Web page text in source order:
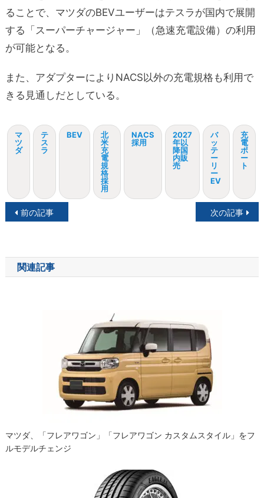
ることで、マツダのBEVユーザーはテスラが国内で展開
する「スーパーチャージャー」（急速充電設備）の利用
が可能となる。
また、アダプターによりNACS以外の充電規格も利用で
きる見通しだとしている。
マ
ツ
ダ
テ
ス
ラ
BEV
北
米
充
電
規
格
採
用
NACS
採用
2027
年以
降国
内販
売
バ
ッ
テ
ー
リ
ー
EV
充
電
ポ
ー
ト
投
ナ
ビ
前の記事 次の記事
関連記事
マツダ、「フレアワゴン」「フレアワゴン カスタムスタイル」をフ
ルモデルチェンジ